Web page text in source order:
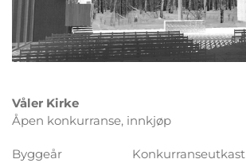
Våler Kirke
Åpen konkurranse, innkjøp
Byggeår Konkurranseutkast